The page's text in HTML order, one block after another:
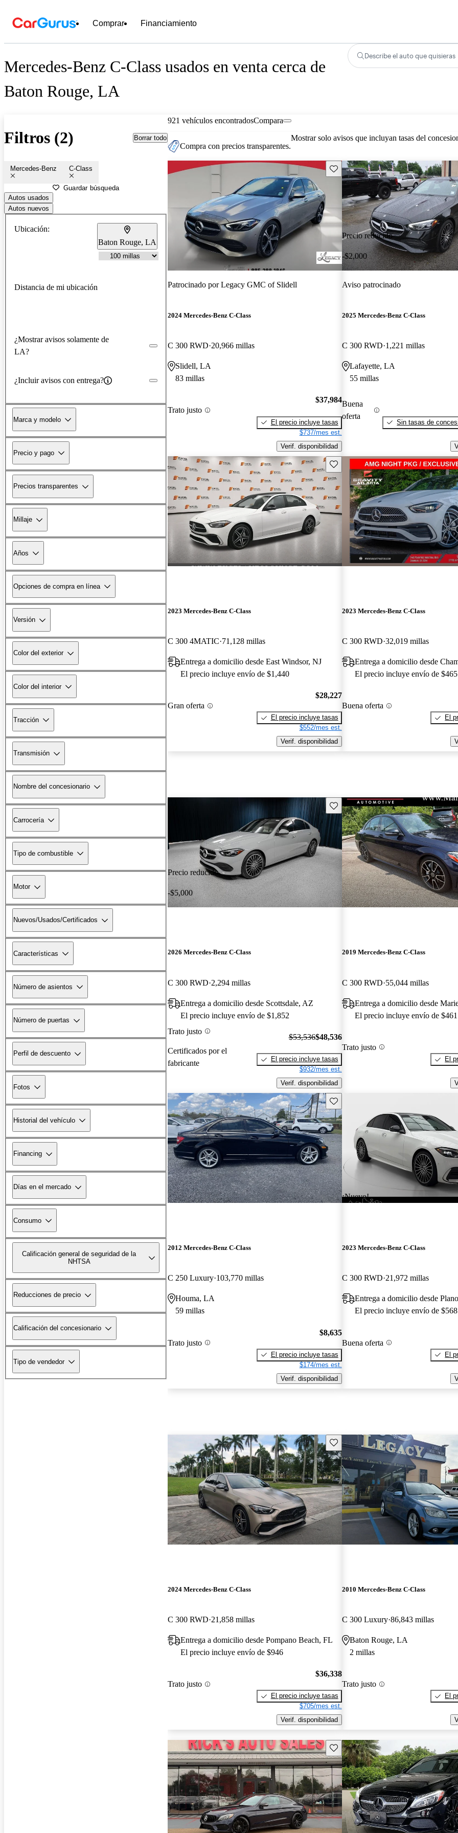
Comprar Financiamiento
Mercedes-Benz C-Class usados en venta cerca de
Baton Rouge, LA
Describe el auto que quisieras
Filtros (2) Borrar todo
Mercedes-Benz C-Class
Guardar búsqueda
Autos usados
Autos nuevos
Ubicación:
Baton Rouge, LA
Distancia de mi ubicación
¿Mostrar avisos solamente de
LA?
¿Incluir avisos con entrega?
Marca y modelo
Precio y pago
Precios transparentes
Millaje
Años
Opciones de compra en línea
Versión
Color del exterior
Color del interior
Tracción
Transmisión
Nombre del concesionario
Carrocería
Tipo de combustible
Motor
Nuevos/Usados/Certificados
Características
Número de asientos
Número de puertas
Perfil de descuento
Fotos
Historial del vehículo
Financing
Días en el mercado
Consumo
Calificación general de seguridad de la
NHTSA
Reducciones de precio
Calificación del concesionario
Tipo de vendedor
921 vehículos encontradosCompara
Compra con precios transparentes.
Mostrar solo avisos que incluyan tasas del
Guarda este Aviso
Patrocinado porLegacy GMC of Slidell
2024 Mercedes-Benz C-Class
C 300 RWD 20,966 millas
Slidell, LA
83 millas
Trato justo
$37,984
El precio incluye tasas
$737/mes est.
Verif. disponibilidad
Precio reducido
-$2,000
Aviso patrocinado
2025 Mercedes-Benz C-Class
C 300 RWD 1,221 millas
Lafayette, LA
55 millas
Buena
oferta
Sin tasas de
Guarda este Aviso
2023 Mercedes-Benz C-Class
C 300 4MATIC 71,128 millas
Entrega a domicilio desde East Windsor, NJ
El precio incluye envío de $1,440
Gran oferta
$28,227
El precio incluye tasas
$552/mes est.
Verif. disponibilidad
2023 Mercedes-Benz C-Class
C 300 RWD 32,019 millas
Entrega a domicilio desde
El precio incluye envío de $465
Buena oferta
El
Precio reducido
-$5,000
Guarda este Aviso
2026 Mercedes-Benz C-Class
C 300 RWD 2,294 millas
Entrega a domicilio desde Scottsdale, AZ
El precio incluye envío de $1,852
Trato justo
Certificados por el
fabricante
$53,536$48,536
El precio incluye tasas
$932/mes est.
Verif. disponibilidad
2019 Mercedes-Benz C-Class
C 300 RWD 55,044 millas
Entrega a domicilio desde
El precio incluye envío de $461
Trato justo
El
Guarda este Aviso
2012 Mercedes-Benz C-Class
C 250 Luxury 103,770 millas
Houma, LA
59 millas
Trato justo
$8,635
El precio incluye tasas
$174/mes est.
Verif. disponibilidad
¡Nuevo!
2023 Mercedes-Benz C-Class
C 300 RWD 21,972 millas
Entrega a domicilio desde
El precio incluye envío de $568
Buena oferta
El
Guarda este Aviso
2024 Mercedes-Benz C-Class
C 300 RWD 21,858 millas
Entrega a domicilio desde Pompano Beach, FL
El precio incluye envío de $946
Trato justo
$36,338
El precio incluye tasas
$705/mes est.
Verif. disponibilidad
2010 Mercedes-Benz C-Class
C 300 Luxury 86,843 millas
Baton Rouge, LA
2 millas
Trato justo
El
Guarda este Aviso